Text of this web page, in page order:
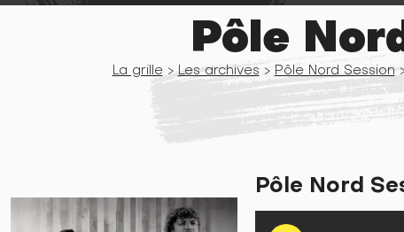
Pôle
La grille > Les archives > Pôle Nord Session
Pôle Nord